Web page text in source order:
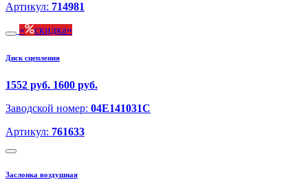
Артикул: 714981
скидка
Диск сцепления
1552 руб. 1600 руб.
Заводской номер: 04E141031C
Артикул: 761633
Заслонка воздушная